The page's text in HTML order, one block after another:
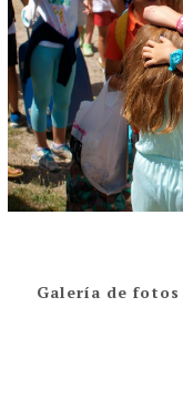
Galería de fotos